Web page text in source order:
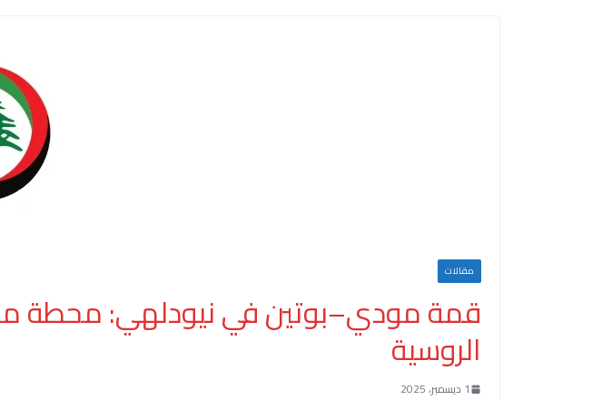
مقالات
قمة مودي–بوتين في نيودلهي: محطة
الروسية
1 ديسمبر، 2025